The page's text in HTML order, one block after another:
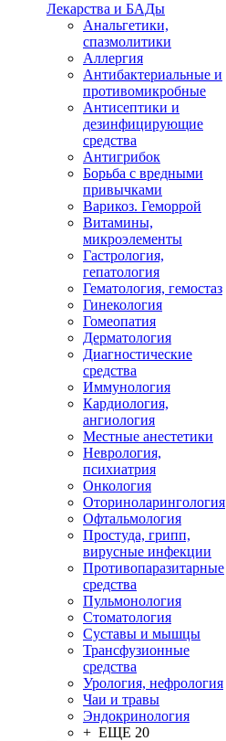
Лекарства и БАДы
Анальгетики,
спазмолитики
Аллергия
Антибактериальные и
противомикробные
Антисептики и
дезинфицирующие
средства
Антигрибок
Борьба с вредными
привычками
Варикоз. Геморрой
Витамины,
микроэлементы
Гастрология,
гепатология
Гематология, гемостаз
Гинекология
Гомеопатия
Дерматология
Диагностические
средства
Иммунология
Кардиология,
ангиология
Местные анестетики
Неврология,
психиатрия
Онкология
Оториноларингология
Офтальмология
Простуда, грипп,
вирусные инфекции
Противопаразитарные
средства
Пульмонология
Стоматология
Суставы и мышцы
Трансфузионные
средства
Урология, нефрология
Чаи и травы
Эндокринология
+ ЕЩЕ 20